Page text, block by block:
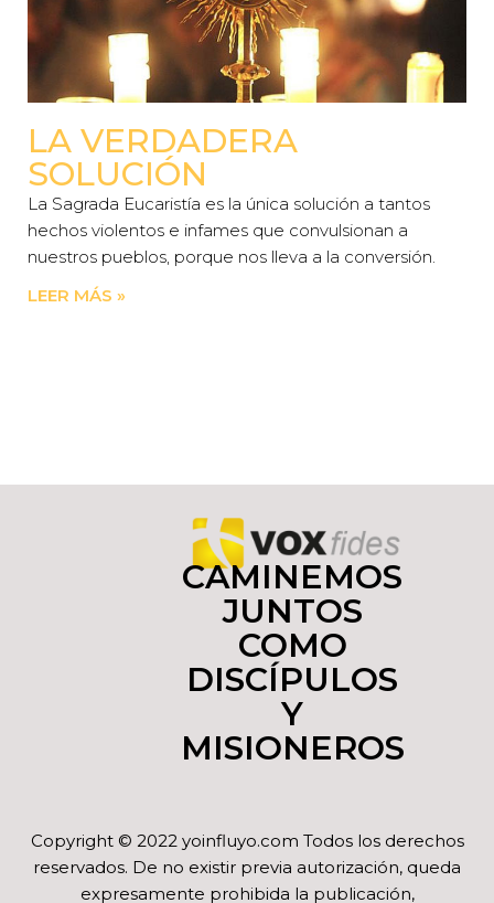
LA VERDADERA
SOLUCIÓN
La Sagrada Eucaristía es la única solución a tantos
hechos violentos e infames que convulsionan a
nuestros pueblos, porque nos lleva a la conversión.
LEER MÁS »
CAMINEMOS
JUNTOS
COMO
DISCÍPULOS
Y
MISIONEROS
Copyright © 2022 yoinfluyo.com Todos los derechos
reservados. De no existir previa autorización, queda
expresamente prohibida la publicación,